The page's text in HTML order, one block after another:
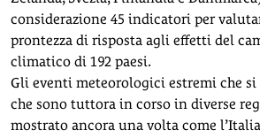
considerazione 45 indicatori per
prontezza di risposta agli effetti del
climatico di 192 paesi.
Gli eventi meteorologici estremi che
che sono tuttora in corso in diverse
mostrato ancora una volta come